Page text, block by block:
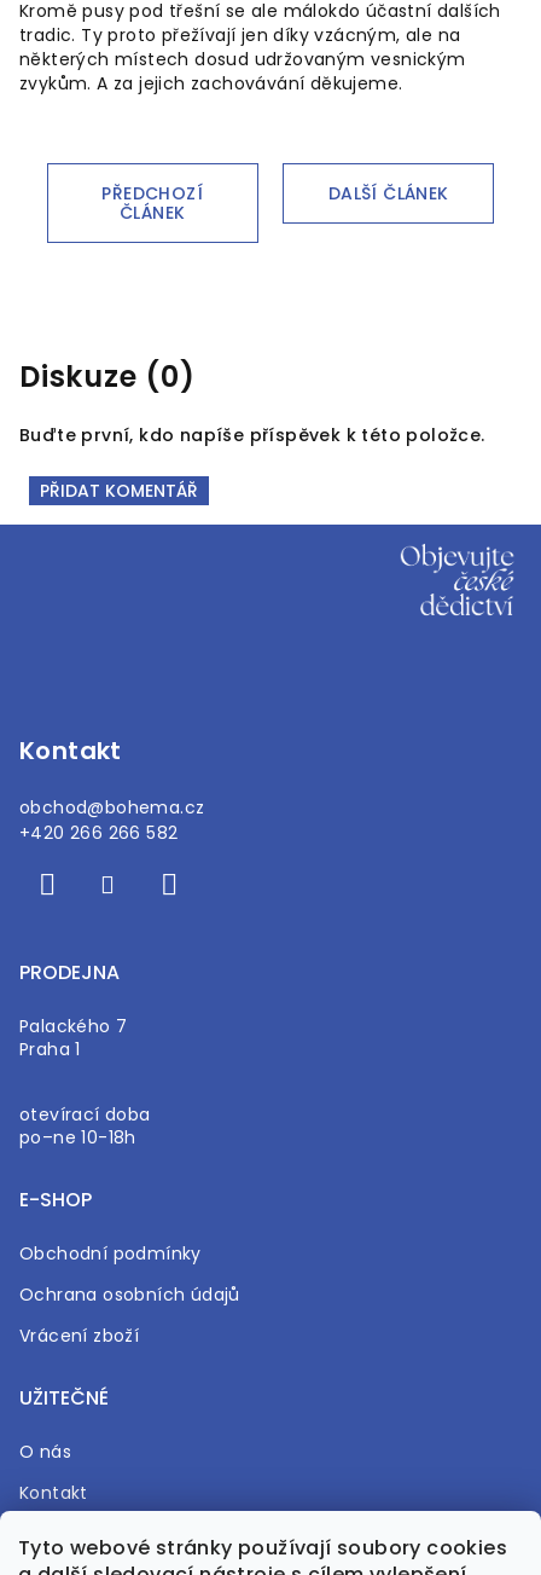
Tyto webové stránky používají soubory cookies
Kromě pusy pod třešní se ale málokdo účastní dalších
tradic. Ty proto přežívají jen díky vzácným, ale na
některých místech dosud udržovaným vesnickým
zvykům. A za jejich zachovávání děkujeme.
PŘEDCHOZÍ
ČLÁNEK
DALŠÍ ČLÁNEK
Diskuze (0)
Buďte první, kdo napíše příspěvek k této položce.
PŘIDAT KOMENTÁŘ
Kontakt
obchod@bohema.cz
+420 266 266 582
PRODEJNA
Palackého 7
Praha 1
otevírací doba
po–ne 10-18h
E-SHOP
Obchodní podmínky
Ochrana osobních údajů
Vrácení zboží
UŽITEČNÉ
O nás
Kontakt
Časté otázky